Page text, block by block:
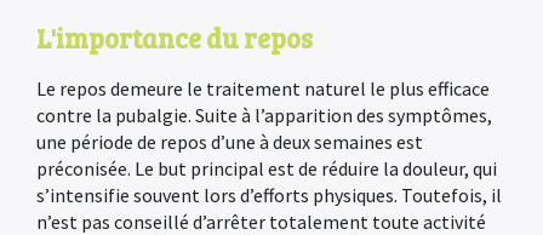
L'importance du repos
Le repos demeure le traitement naturel le plus efficace
contre la pubalgie. Suite à l’apparition des symptômes,
une période de repos d’une à deux semaines est
préconisée. Le but principal est de réduire la douleur, qui
s’intensifie souvent lors d’efforts physiques. Toutefois, il
n’est pas conseillé d’arrêter totalement toute activité